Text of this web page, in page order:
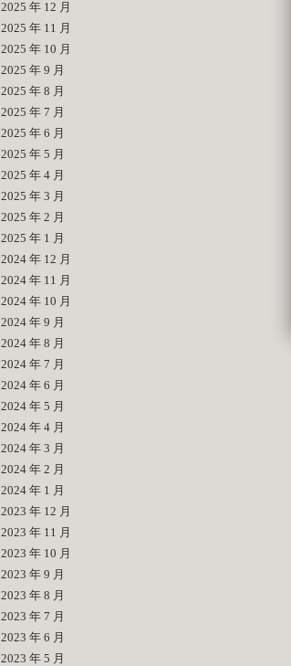
2025 年 12 月
2025 年 11 月
2025 年 10 月
2025 年 9 月
2025 年 8 月
2025 年 7 月
2025 年 6 月
2025 年 5 月
2025 年 4 月
2025 年 3 月
2025 年 2 月
2025 年 1 月
2024 年 12 月
2024 年 11 月
2024 年 10 月
2024 年 9 月
2024 年 8 月
2024 年 7 月
2024 年 6 月
2024 年 5 月
2024 年 4 月
2024 年 3 月
2024 年 2 月
2024 年 1 月
2023 年 12 月
2023 年 11 月
2023 年 10 月
2023 年 9 月
2023 年 8 月
2023 年 7 月
2023 年 6 月
2023 年 5 月